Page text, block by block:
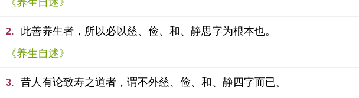
《养生自述》
2.
此善养生者，所以必以慈、俭、和、静思字为根本也。
《养生自述》
3.
昔人有论致寿之道者，谓不外慈、俭、和、静四字而已。